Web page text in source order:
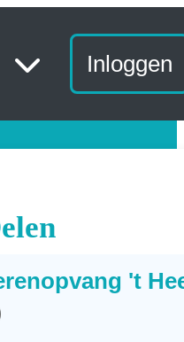
Inloggen
't